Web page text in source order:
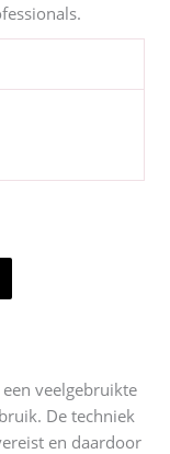
veelgebruikte
De techniek
en daardoor